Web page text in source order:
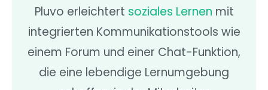
Pluvo erleichtert soziales Lernen mit
integrierten Kommunikationstools wie
einem Forum und einer Chat-Funktion,
die eine lebendige Lernumgebung